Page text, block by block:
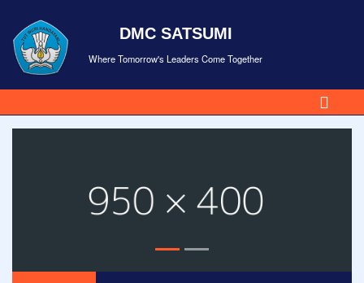
DMC SATSUMI
Where Tomorrow's Leaders Come Together